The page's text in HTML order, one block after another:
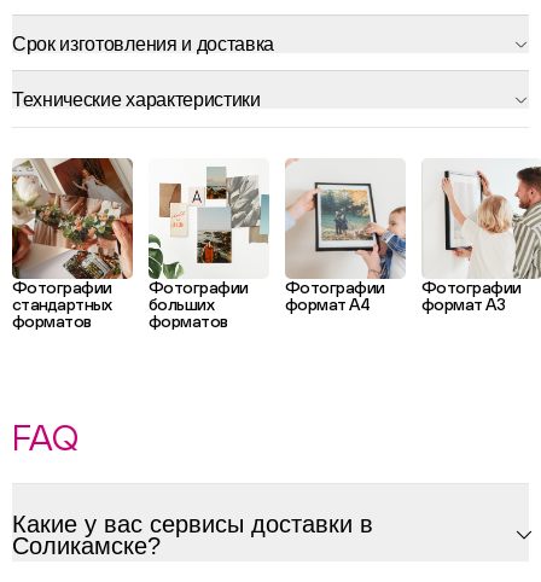
Срок изготовления и доставка
Технические характеристики
Фотографии
стандартных
форматов
Фотографии
больших
форматов
Фотографии
формат А4
Фотографии
формат А3
FAQ
Какие у вас сервисы доставки в
Соликамске?